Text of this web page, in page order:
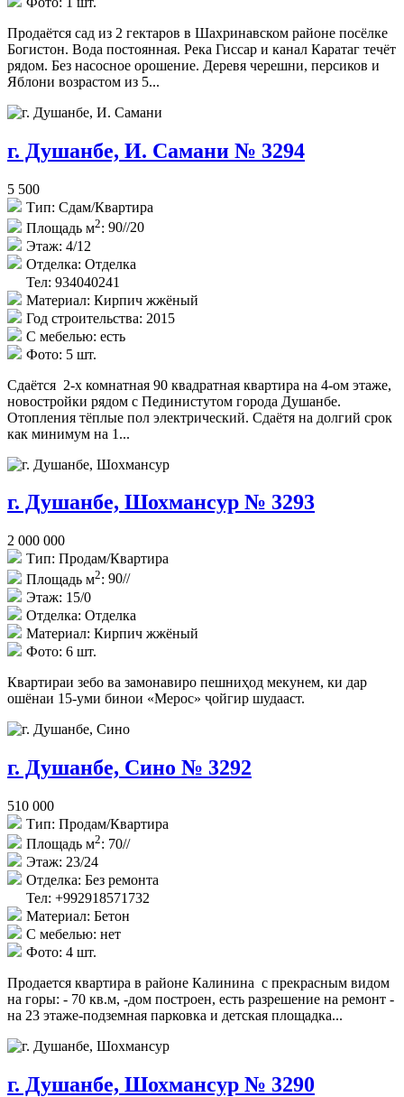
Продаётся сад из 2 гектаров в Шахринавском районе посёлке
Богистон. Вода постоянная. Река Гиссар и канал Каратаг течёт
рядом. Без насосное орошение. Деревя черешни, персиков и
Яблони возрастом из 5...
г. Душанбе, И. Самани № 3294
5 500
Тип: Сдам/Квартира
Площадь м2: 90//20
Этаж: 4/12
Отделка: Отделка
Тел: 934040241
Материал: Кирпич жжёный
Год строительства: 2015
С мебелью: есть
Фото: 5 шт.
Сдаётся 2-х комнатная 90 квадратная квартира на 4-ом этаже,
новостройки рядом с Пединистутом города Душанбе.
Отопления тёплые пол электрический. Сдаётя на долгий срок
как минимум на 1...
г. Душанбе, Шохмансур № 3293
2 000 000
Тип: Продам/Квартира
Площадь м2: 90//
Этаж: 15/0
Отделка: Отделка
Материал: Кирпич жжёный
Фото: 6 шт.
Квартираи зебо ва замонавиро пешниҳод мекунем, ки дар
ошёнаи 15-уми бинои «Мерос» ҷойгир шудааст.
г. Душанбе, Сино № 3292
510 000
Тип: Продам/Квартира
Площадь м2: 70//
Этаж: 23/24
Отделка: Без ремонта
Тел: +992918571732
Материал: Бетон
С мебелью: нет
Фото: 4 шт.
Продается квартира в районе Калинина с прекрасным видом
на горы: - 70 кв.м, -дом построен, есть разрешение на ремонт -
на 23 этаже-подземная парковка и детская площадка...
г. Душанбе, Шохмансур № 3290